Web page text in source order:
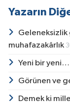
Yazarın
muhafazakârlık
Yeni bir yeni…
Görünen ve
Demek ki